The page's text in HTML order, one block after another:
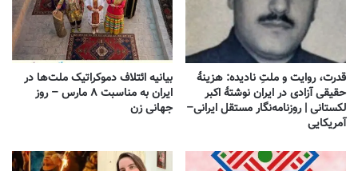
قدرت، روایت و ملتِ نادیده: هزینهٔ
حقیقی آزادی در ایران نوشتهٔ اکبر
لکستانی | روزنامه‌نگار مستقل ایرانی–
آمریکایی
بیانیه ائتلاف دموکراتیک ملت‌ها در
ایران به مناسبت ۸ مارس – روز
جهانی زن